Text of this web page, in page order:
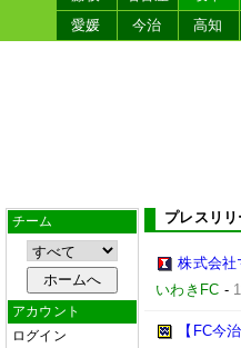
愛媛
今治 高知
チーム
アカウント
ログイン
プレスリリ
株式会社
いわきFC -
【FC今